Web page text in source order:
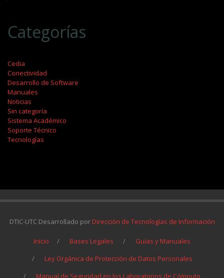
Categorías
Cedia
Conectividad
Desarrollo de Software
Manuales
Noticias
Sin categoría
Sistema Académico
Soporte Técnico
Tecnologías
DTIC-UTC Desarrollado porDirección de Tecnologías de Información
Inicio Bases Legales
Guías y Manuales
Ley Orgánica de Protección de Datos Personales
Manual de Seguridad en los Laboratorios de Cómputo